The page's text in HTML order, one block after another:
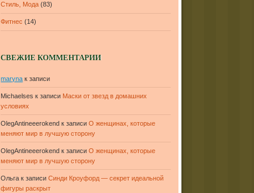
Стиль, Мода (83)
Фитнес (14)
СВЕЖИЕ КОММЕНТАРИИ
maryna к записи
Michaelses к записи Маски от звезд в домашних
условиях
OlegAntineeerokend к записиО женщинах, которые
меняют мир в лучшую сторону
OlegAntineeerokend к записиО женщинах, которые
меняют мир в лучшую сторону
Ольга к записиСинди Кроуфорд — секрет идеальной
фигуры раскрыт